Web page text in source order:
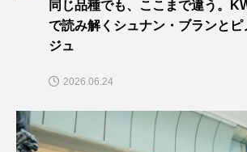
同じ品種でも、ここまで違う。
で読み解くシュナン・ブランとピ
ジュ
2026.06.24